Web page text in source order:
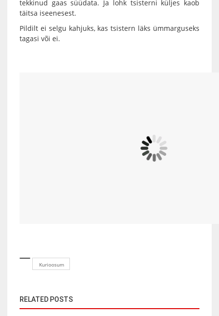
tekkinud gaas süüdata. Ja lohk tsisterni küljes kaob
täitsa iseenesest.
Pildilt ei selgu kahjuks, kas tsistern läks ümmarguseks
tagasi või ei.
Kurioosum
RELATED POSTS